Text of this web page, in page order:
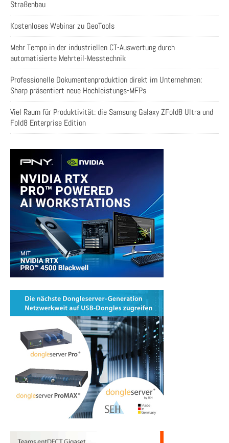
Straßenbau
Kostenloses Webinar zu GeoTools
Mehr Tempo in der industriellen CT-Auswertung durch
automatisierte Mehrteil-Messtechnik
Professionelle Dokumentenproduktion direkt im Unternehmen:
Sharp präsentiert neue Hochleistungs-MFPs
Viel Raum für Produktivität: die Samsung Galaxy ZFold8 Ultra und
Fold8 Enterprise Edition